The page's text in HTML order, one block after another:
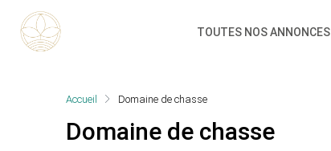
TOUTES NOS ANNONCES
Accueil Domaine de chasse
Domaine de chasse